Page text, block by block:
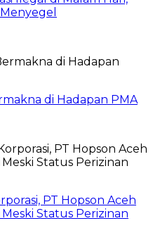
di Hadapan PMA
PT Hopson Aceh
Status Perizinan